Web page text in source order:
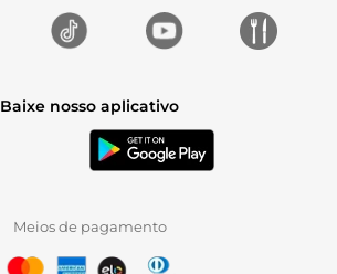
Baixe nosso aplicativo
Meios de pagamento